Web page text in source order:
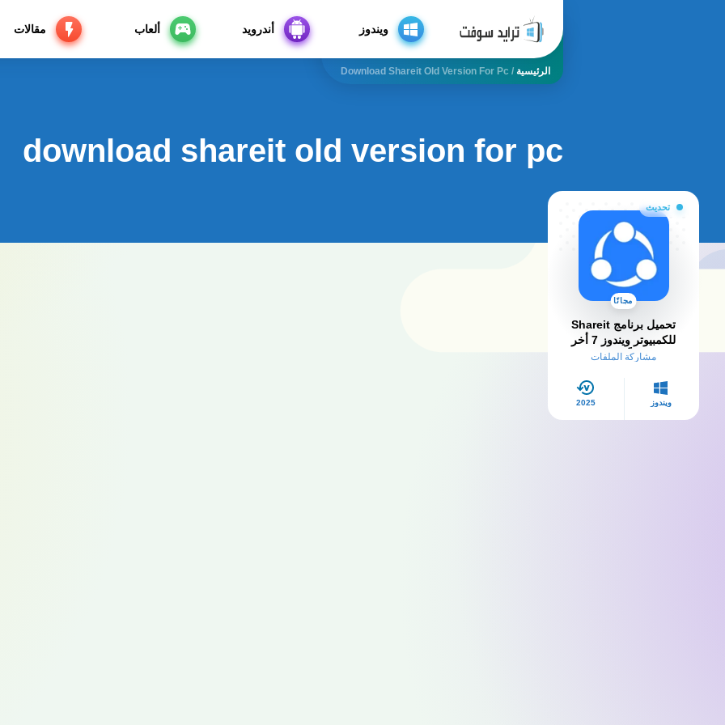
ويندوز أندرويد ألعاب مقالات
الرئيسية /
Download Shareit Old Version For Pc
download shareit old version for pc
تحديث
مجانًا
تحميل برنامج Shareit
للكمبيوتر ويندوز 7 أخر
إصدار مجاناً – مفعل مدى
مشاركة الملفات
ويندوز 2025